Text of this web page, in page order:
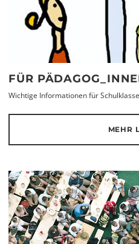
FÜR
Wichtige Informationen für
MEHR